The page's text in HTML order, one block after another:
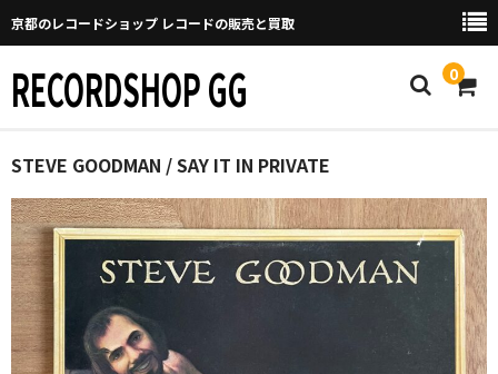
京都のレコードショップ レコードの販売と買取
RECORDSHOP GG 0
Home
マイページ
GGについて
買取について
取り置きなどについて
STEVE GOODMAN / SAY IT IN PRIVATE